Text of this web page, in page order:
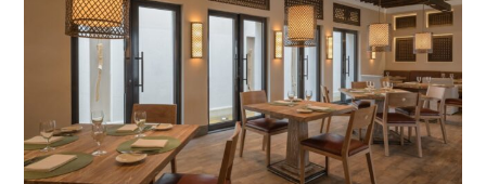
享用我们菜单上一系列令人垂涎欲滴的美食，我们
的午餐包括一道开胃菜、一道主菜和一道甜点，如
七香沙拉、法式功封鸡、烤茄子和椰子菠萝。 价格
每位 150 迪拉姆 条款与条件 适用于 5 ...